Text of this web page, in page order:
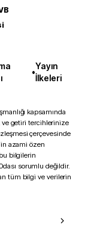
•
Yayın
İlkeleri
kapsamında
ve getiri tercihlerinize
çerçevesinde
azami özen
bilgilerin
sorumlu değildir.
tüm bilgi ve verilerin